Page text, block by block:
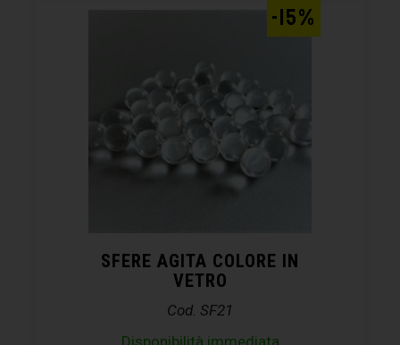
SFERE AGITA COLORE IN
VETRO
Cod. SF21
Disponibilità immediata
-15%